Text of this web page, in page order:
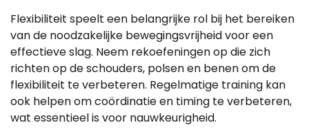
Flexibiliteit speelt een belangrijke rol bij het bereiken
van de noodzakelijke bewegingsvrijheid voor een
effectieve slag. Neem rekoefeningen op die zich
richten op de schouders, polsen en benen om de
flexibiliteit te verbeteren. Regelmatige training kan
ook helpen om coördinatie en timing te verbeteren,
wat essentieel is voor nauwkeurigheid.